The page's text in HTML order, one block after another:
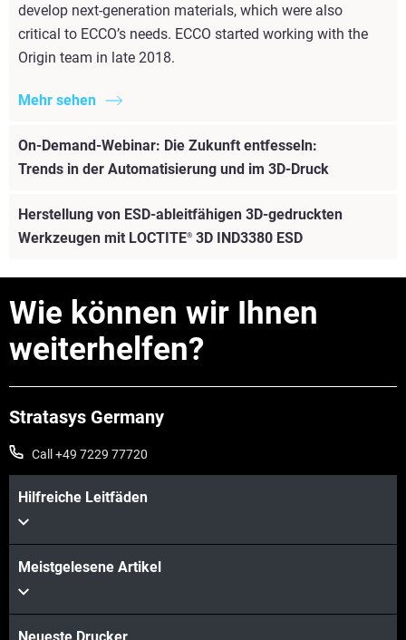
develop next-generation materials, which were also
critical to ECCO’s needs. ECCO started working with the
Origin team in late 2018.
Mehr sehen
On-Demand-Webinar: Die Zukunft entfesseln:
Trends in der Automatisierung und im 3D-Druck
Mehr sehen
Herstellung von ESD-ableitfähigen 3D-gedruckten
Werkzeugen mit LOCTITE® 3D IND3380 ESD
Mehr sehen
Wie können wir Ihnen
weiterhelfen?
Stratasys Germany
Call +49 7229 77720
Hilfreiche Leitfäden
Meistgelesene Artikel
Neueste Drucker